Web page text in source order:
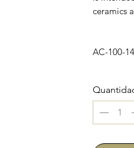
ceramics
AC-100-